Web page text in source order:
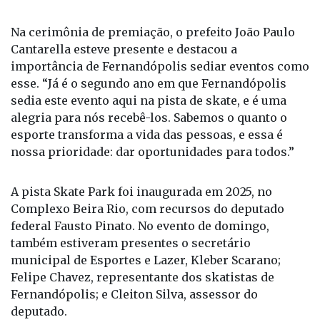
Na cerimônia de premiação, o prefeito João Paulo
Cantarella esteve presente e destacou a
importância de Fernandópolis sediar eventos como
esse. “Já é o segundo ano em que Fernandópolis
sedia este evento aqui na pista de skate, e é uma
alegria para nós recebê-los. Sabemos o quanto o
esporte transforma a vida das pessoas, e essa é
nossa prioridade: dar oportunidades para todos.”
A pista Skate Park foi inaugurada em 2025, no
Complexo Beira Rio, com recursos do deputado
federal Fausto Pinato. No evento de domingo,
também estiveram presentes o secretário
municipal de Esportes e Lazer, Kleber Scarano;
Felipe Chavez, representante dos skatistas de
Fernandópolis; e Cleiton Silva, assessor do
deputado.